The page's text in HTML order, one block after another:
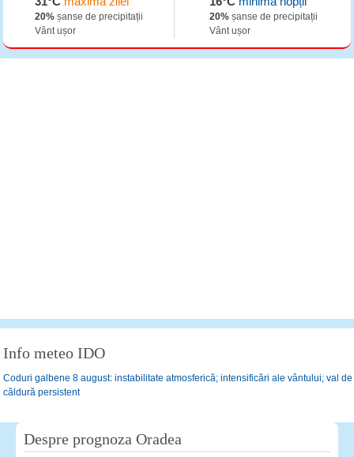
20%șanse de precipitații
Vânt ușor
20% șanse de precipitații
Vânt ușor
Info meteo IDO
Coduri galbene 8 august: instabilitate atmosferică; intensificări ale vântului; val de
căldură persistent
Despre prognoza Oradea